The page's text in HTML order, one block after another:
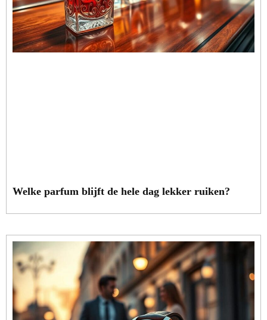
Welke parfum blijft de hele dag lekker ruiken?